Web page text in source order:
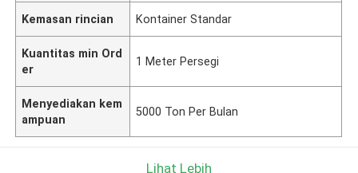
Kemasan rincian Kontainer Standar
Kuantitas min Ord
er
1 Meter Persegi
Menyediakan kem
ampuan
5000 Ton Per Bulan
Lihat Lebih